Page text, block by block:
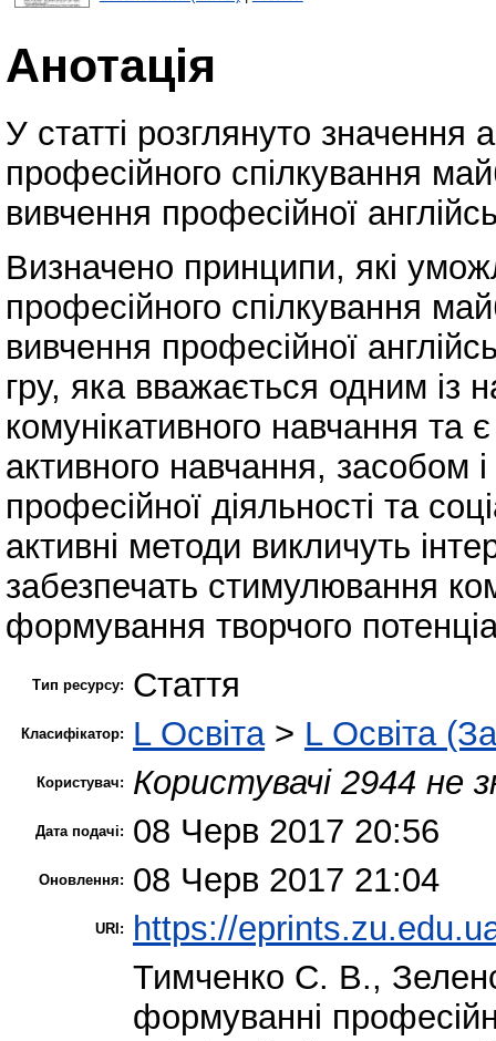
Анотація
У статті розглянуто
професійного спілкування
вивчення професійної
Визначено принципи, які
професійного спілкування
вивчення професійної
гру, яка вважається одним із
комунікативного навчання
активного навчання, засобом
професійної діяльності та
активні методи викличуть
забезпечать стимулювання
формування творчого
Тип ресурсу: Стаття
Класифікатор: L Освіта> L Освіта
Користувач: Користувачі 2944 не
Дата подачі: 08 Черв 2017 20:56
Оновлення: 08 Черв 2017 21:04
URI: https://
Тимченко С. В.,
формуванні